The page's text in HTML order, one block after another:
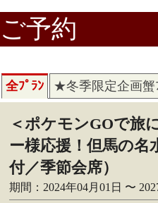
ご予約
全ﾌﾟﾗﾝ ★冬季限定企画蟹
＜ポケモンGOで旅
ー様応援！但馬の名
付／季節会席）
期間：2024年04月01日 〜